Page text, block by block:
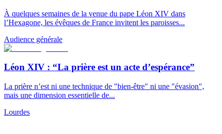
À quelques semaines de la venue du pape Léon XIV dans
l’Hexagone, les évêques de France invitent les paroisses...
Audience générale
Léon XIV : “La prière est un acte d’espérance”
La prière n’est ni une technique de "bien-être" ni une "évasion",
mais une dimension essentielle de...
Lourdes